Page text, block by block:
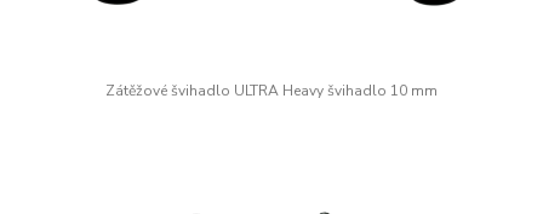
Zátěžové švihadlo ULTRA Heavy švihadlo 10 mm